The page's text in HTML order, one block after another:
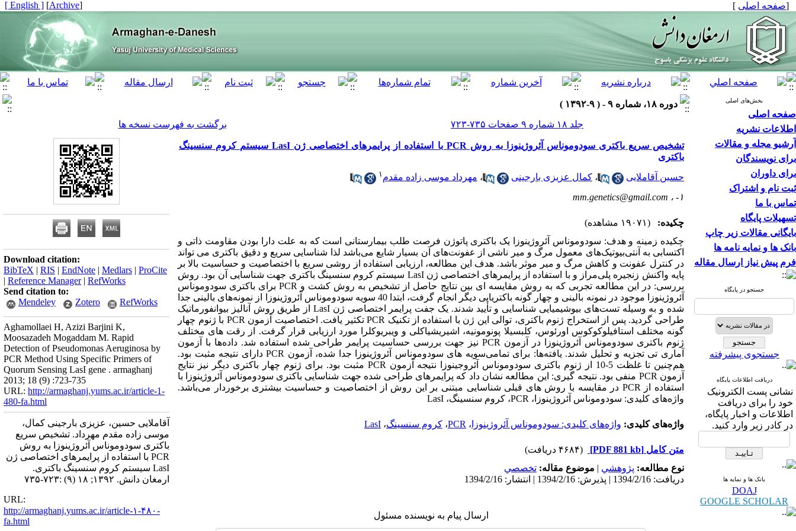
[صفحه اصلی ]
[
Archive
]
[ English ]
بخش‌های اصلی
صفحه اصلی
اطلاعات نشریه
آرشیو مجله و مقالات
برای نویسندگان
برای داوران
ثبت نام و اشتراک
تماس با ما
تسهیلات پایگاه
بایگانی مقالات زیر چاپ
بانک ها و نمایه نامه ها
فرم پیش نیاز ارسال مقاله
جستجو در پایگاه
جستجوی پیشرفته
دریافت اطلاعات پایگاه
نشانی پست الکترونیک
خود را برای دریافت
اطلاعات و اخبار پایگاه،
در کادر زیر وارد کنید.
بانک ها و نمایه ها
DOAJ
GOOGLE SCHOLAR
دوره ۱۸، شماره ۹ - ( ۹-۱۳۹۲ )
جلد ۱۸ شماره ۹ صفحات ۷۳۵-۷۲۳
برگشت به فهرست نسخه ها
تشخیص سریع باکتری سودوموناس آئروژینوزا به روش PCR با استفاده از پرایمرهای اختصاصی ژن LasI سیستم کروم سنسینگ
باکتری
حسین آقاملایی ، کمال عزیزی بارجینی ، مهرداد موسی زاده مقدم ۱
۱- ، mm.genetics@gmail.com
چکیده:
(۱۹۰۷۱ مشاهده)
چکیده زمینه و هدف: سودوموناس آئروژینوزا یک باکتری پاتوژن فرصت طلب بیمارستانی است که به علت دارا بودن مقاومت ذاتی و
اکتسابی به آنتی‌بیوتیک‌های معمول مرگ و میر ناشی از عفونت‌های آن بسیار شایع می‌باشد لذا شناسایی سریع و دقیق باکتری می تواند
در کنترل عفونت و کاهش مرگ و میر موثر باشد. هدف این مطالعه، ارزیابی استفاده از روشی سریع با اختصاصیت و حساسیت بالا بر
پایه واکنش زنجیره پلی‌مراز و با استفاده از پرایمرهای اختصاصی ژن LasI سیستم کروم سنسینگ باکتری جهت شناسایی آن بود. روش
بررسی: در این مطالعه تجربی که به روش مقایسه ای بین نتایج حاصل از تشخیص به روش کشت و PCR برای باکتری سودوموناس
آئروژینوزا موجود در نمونه بالینی و چهار گونه باکتریایی دیگر انجام گرفت، ابتدا 40 سویه سودوموناس آئروژینوزا از نمونه‌های بالینی جدا
شده و به وسیله تست‌های بیوشیمیایی شناسایی و تأیید شدند. یک جفت پرایمر اختصاصی ژن LasI از طریق روش آنالیز بیوانفورماتیک
طراحی گردید. پس از استخراج ژنوم باکتری، توالی این ژن با استفاده از تکنیک PCR تکثیر یافت. اختصاصیت آزمون PCR با ژنوم چهار
گونه مختلف استافیلوکوکوس اورئوس، کلبسیلا پونومونیه، اشیریشیاکلی و ویبریوکلرا مورد ارزیابی قرار گرفت. از رقت های مختلف
ژنوم باکتری سودوموناس آئروژینوزا در آزمون PCR نیز جهت بررسی حساسیت پرایمر طراحی شده استفاده شد. داده‌ها با آزمون
آماری تی تجزیه و تحلیل شدند. یافته‌ها: برای تمامی‌سویه های سودوموناس آئروژینوزا جدا شده، آزمون PCR دارای نتیجه مثبت بود.
هم‌چنین تا غلظت 5-10 از ژنوم باکتری سودوموناس آئروجینوزا نتیجه آزمون PCR مثبت بود. برای ژنوم چهار باکتری دیگر نیز نتایج
آزمون PCR منفی بود. نتیجه گیری: این مطالعه نشان داد که پرایمرهای طراحی شده جهت شناسایی باکتری سودوموناس آئروژینوزا با
استفاده از PCR در مقایسه با روش های قبلی شناسایی مبتنی بر این روش از اختصاصیت و حساسیت بیشتری برخوردار می‌باشد.
واژه‌های کلیدی: سودوموناس آئروژینوزا، PCR، کروم سنسینگ، LasI
واژه‌های کلیدی: واژه‌های کلیدی: سودوموناس آئروژینوزا ، PCR، کروم سنسینگ، LasI
متن کامل [PDF 881 kb]
(۴۶۸۴ دریافت)
نوع مطالعه: پژوهشي | موضوع مقاله: تخصصي
دریافت: 1394/2/16 | پذیرش: 1394/2/16 | انتشار: 1394/2/16
ارسال پیام به نویسنده مسئول
Download citation:
BibTeX | RIS | EndNote | Medlars | ProCite
| Reference Manager| RefWorks
Send citation to:
Mendeley
Zotero RefWorks
Aghamollaei H, Azizi Barjini K,
Moosazadeh Mogaddam M. Rapid
Detection of Pseudomonas Aeruginosa by
PCR Method Using Specific Primers of
Quorum Sensing LasI gene . armaghanj
2013; 18 (9) :723-735
URL: http://armaghanj.yums.ac.ir/article-1-
480-fa.html
آقاملایی حسین، عزیزی بارجینی کمال،
موسی زاده مقدم مهرداد. تشخیص سریع
باکتری سودوموناس آئروژینوزا به روش
PCR با استفاده از پرایمرهای اختصاصی ژن
LasI سیستم کروم سنسینگ باکتری.
ارمغان دانش. ۱۳۹۲; ۱۸ (۹) :۷۲۳-۷۳۵
URL:
http://armaghanj.yums.ac.ir/article-۱-۴۸۰-
fa.html